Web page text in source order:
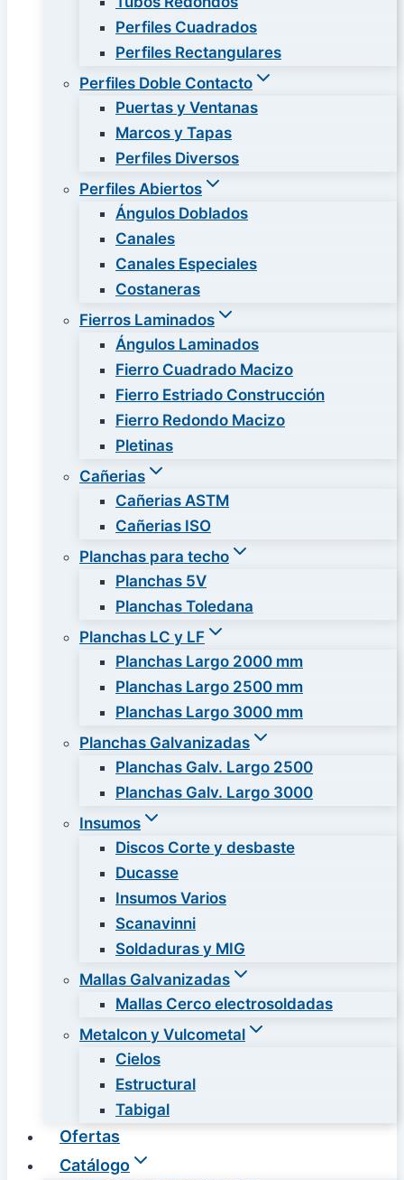
Perfiles Cuadrados
Perfiles Rectangulares
Perfiles Doble Contacto
Puertas y Ventanas
Marcos y Tapas
Perfiles Diversos
Perfiles Abiertos
Ángulos Doblados
Canales
Canales Especiales
Costaneras
Fierros Laminados
Ángulos Laminados
Fierro Cuadrado Macizo
Fierro Estriado Construcción
Fierro Redondo Macizo
Pletinas
Cañerias
Cañerias ASTM
Cañerias ISO
Planchas para techo
Planchas 5V
Planchas Toledana
Planchas LC y LF
Planchas Largo 2000 mm
Planchas Largo 2500 mm
Planchas Largo 3000 mm
Planchas Galvanizadas
Planchas Galv. Largo 2500
Planchas Galv. Largo 3000
Insumos
Discos Corte y desbaste
Ducasse
Insumos Varios
Scanavinni
Soldaduras y MIG
Mallas Galvanizadas
Mallas Cerco electrosoldadas
Metalcon y Vulcometal
Cielos
Estructural
Tabigal
Ofertas
Catálogo